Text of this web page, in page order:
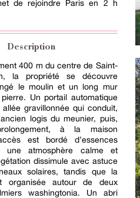
de rejoindre Paris en 2 h
Description
400 m du centre de Saint-
la propriété se découvre
le moulin et un long mur
Un portail automatique
gravillonnée qui conduit,
logis du meunier, puis,
à la maison
est bordé d’essences
une atmosphère calme et
dissimule avec astuce
solaires, tandis que la
organisée autour de deux
washingtonia. Un abri